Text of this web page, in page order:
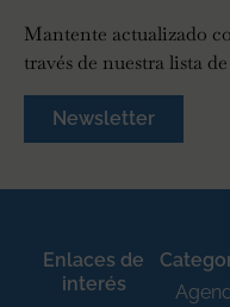
Mantente actualizado
través de nuestra lista
Newsletter
Enlaces de
interés